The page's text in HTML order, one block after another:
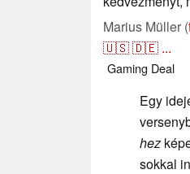
Marius Müller (
🇺🇸🇩🇪 ...
Gaming Deal
Egy
hez
sokkal